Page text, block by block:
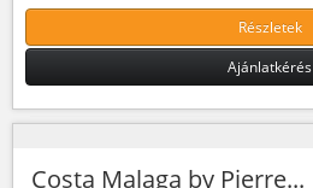
Részletek
Ajánlatkérés
Costa Malaga by Pierre...